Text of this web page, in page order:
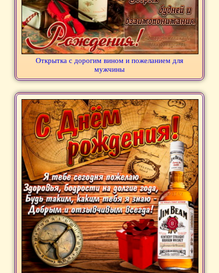
Открытка с дорогим вином и пожеланием для
мужчины